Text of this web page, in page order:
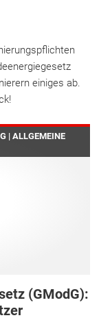
einiges ab.
| ALLGEMEINE
(GModG):